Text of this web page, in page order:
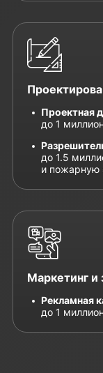
Проектная
до 1
до 1.5
и пожарную
Маркетинг и
Рекламная
до 1